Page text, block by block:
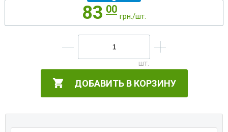
83 00
грн./шт.
ДОБАВИТЬ В КОРЗИНУ